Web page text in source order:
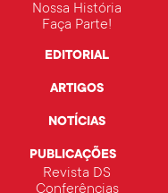
Nossa História
Faça Parte!
EDITORIAL
ARTIGOS
NOTÍCIAS
PUBLICAÇÕES
Revista DS
Conferências